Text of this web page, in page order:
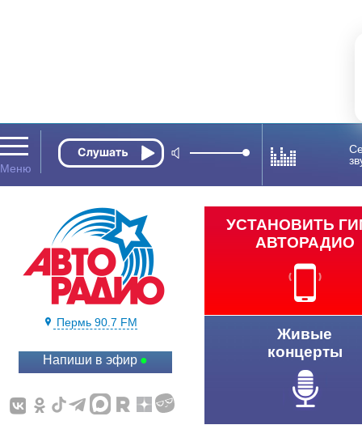
Пермь 90.7 FM
Напиши в эфир
УСТАНОВИТЬ
АВТОРАДИО
Живые
концерты